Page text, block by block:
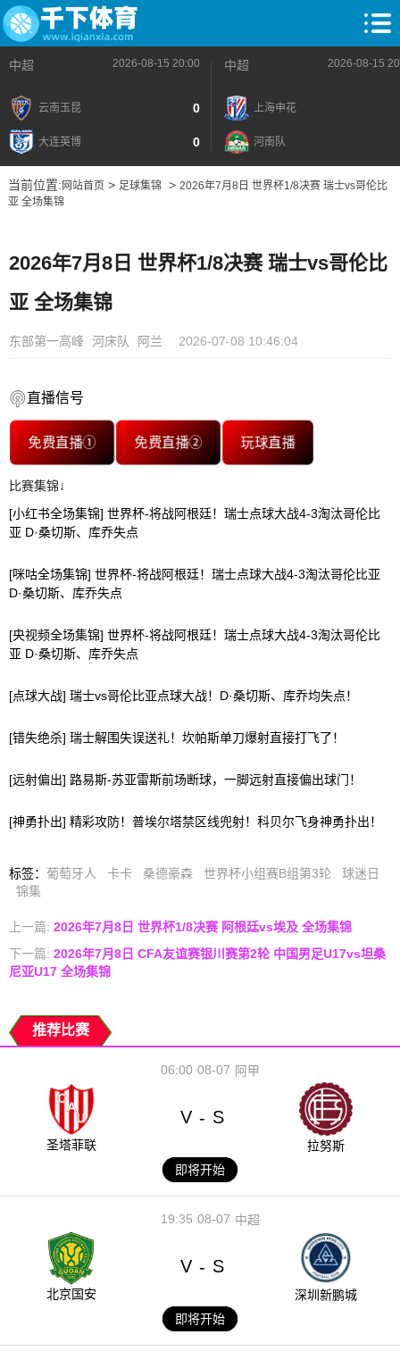
中超 2026-08-15 20:00
云南玉昆 0
大连英博 0
中超 2026-08-15
上海申花
河南队
当前位置: 网站首页> 足球集锦> 2026年7月8日 世界杯1/8决赛 瑞士vs哥伦比
亚 全场集锦
2026年7月8日 世界杯1/8决赛 瑞士vs哥伦比
亚 全场集锦
东部第一高峰 河床队 阿兰 2026-07-08 10:46:04
直播信号
免费直播① 免费直播② 玩球直播
比赛集锦↓
[小红书全场集锦] 世界杯-将战阿根廷！瑞士点球大战4-3淘汰哥伦比
亚 D·桑切斯、库乔失点
[咪咕全场集锦] 世界杯-将战阿根廷！瑞士点球大战4-3淘汰哥伦比亚
D·桑切斯、库乔失点
[央视频全场集锦] 世界杯-将战阿根廷！瑞士点球大战4-3淘汰哥伦比
亚 D·桑切斯、库乔失点
[点球大战] 瑞士vs哥伦比亚点球大战！D·桑切斯、库乔均失点！
[错失绝杀] 瑞士解围失误送礼！坎帕斯单刀爆射直接打飞了！
[远射偏出] 路易斯-苏亚雷斯前场断球，一脚远射直接偏出球门！
[神勇扑出] 精彩攻防！普埃尔塔禁区线兜射！科贝尔飞身神勇扑出！
标签： 葡萄牙人 卡卡 桑德豪森 世界杯小组赛B组第3轮
球迷日
锦集
上一篇: 2026年7月8日 世界杯1/8决赛 阿根廷vs埃及 全场集锦
下一篇: 2026年7月8日 CFA友谊赛银川赛第2轮 中国男足U17vs坦桑
尼亚U17 全场集锦
推荐比赛
08-07
06:00 阿甲
圣塔菲联
V - S
拉努斯
即将开始
08-07
19:35 中超
北京国安
V - S
深圳新鹏城
即将开始